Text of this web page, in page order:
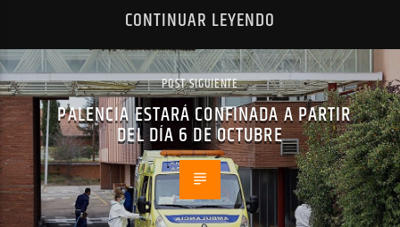
CONTINUAR LEYENDO
POST SIGUIENTE
PALENCIA ESTARÁ CONFINADA A PARTIR
DEL DÍA 6 DE OCTUBRE